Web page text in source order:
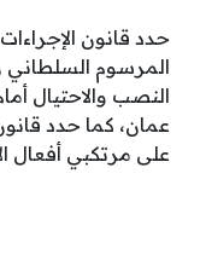
حدد قانون
النصب والاحتيال
عمان، كما حدد
على مرتكبي أفعال